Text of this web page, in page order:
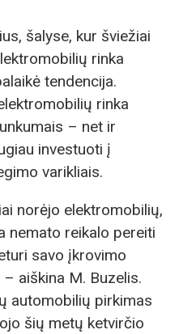
šalyse, kur šviežiai
rinka
tendencija.
rinka
– net ir
investuoti į
varikliais.
norėjo elektromobilių,
nemato reikalo pereiti
savo įkrovimo
aiškina M. Buzelis.
automobilių pirkimas
šių metų ketvirčio